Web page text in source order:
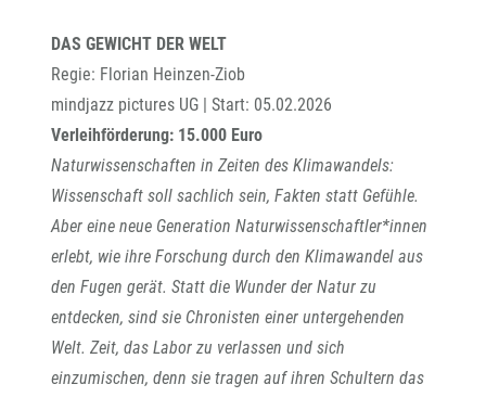
DAS GEWICHT DER WELT
Regie: Florian Heinzen-Ziob
mindjazz pictures UG | Start: 05.02.2026
Verleihförderung: 15.000 Euro
Naturwissenschaften in Zeiten des Klimawandels:
Wissenschaft soll sachlich sein, Fakten statt Gefühle.
Aber eine neue Generation Naturwissenschaftler*innen
erlebt, wie ihre Forschung durch den Klimawandel aus
den Fugen gerät. Statt die Wunder der Natur zu
entdecken, sind sie Chronisten einer untergehenden
Welt. Zeit, das Labor zu verlassen und sich
einzumischen, denn sie tragen auf ihren Schultern das